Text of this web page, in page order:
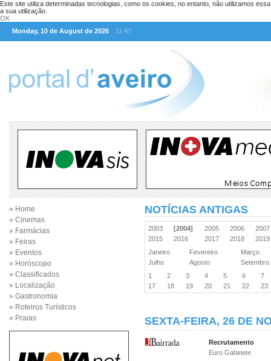
Este site utiliza determinadas tecnologias, como os cookies, no entanto, não utilizamos
a sua utilização.
OK
Monday, 10 de August de 2026
11:47
» Home
» Cinemas
» Farmácias
» Feiras
» Eventos
» Horóscopo
» Classificados
» Localização
» Gastronomia
» Roteiros Turísticos
» Praias
NOTÍCIAS ANTIGAS
2003 [2004] 2005 2006
2015
2016 2017 2018
Janeiro
Fevereiro
Março
Julho
Agosto
1
2 3 4 5 6
7
17
18 19 20 21 22 23
SEXTA-FEIRA, 26 DE
Recrutamento
Euro Gabinete